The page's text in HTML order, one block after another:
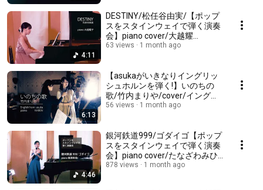
会案内↓
4:11
DESTINY/松任谷由実/【ポップ
スをスタインウェイで弾く演奏
会】piano cover/大越耀
子/26.6.20YNサロンホール(千
63 views 1 month ago
6:13
【asukaがいきなりイングリッ
シュホルンを弾く!】いのちの
歌/竹内まりや/cover/イングリ
ッシュホルン・asuka/ピアノ・
56 views 1 month ago
4:46
銀河鉄道999/ゴダイゴ【ポップ
スをスタインウェイで弾く演奏
会】piano cover/たなざわみひ
ろ(棚澤実尋)/26.6.20YNサロン
878 views 1 month ago